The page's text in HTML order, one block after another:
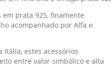
prata 925, finamente
acompanhado por Alfa e
estes acessórios
entre valor simbólico e alta